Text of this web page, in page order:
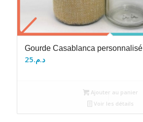
Gourde Casablanca personnalisé
د.م.25
Ajouter au panier
Voir les détails